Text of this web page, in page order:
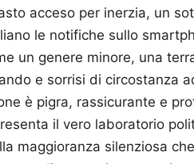
acceso per inerzia, un
le notifiche sullo
un genere minore, una
e sorrisi di circostanza
è pigra, rassicurante e
il vero laboratorio
maggioranza silenziosa